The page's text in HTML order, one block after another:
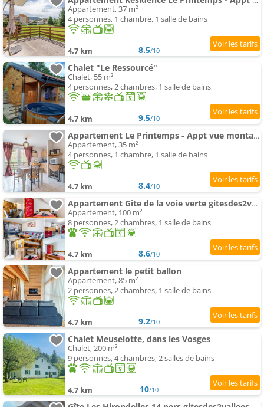
Appartement, 37 m²
4 personnes, 1 chambre, 1 salle de bains
4.7 km 8.5/10
Chalet "Le Ressourcé"
Chalet, 55 m²
4 personnes, 2 chambres, 1 salle de bains
4.7 km 9.5/10
Appartement Le Printemps - Appt vue montagne avec terrasse
Appartement, 35 m²
4 personnes, 1 chambre, 1 salle de bains
4.7 km 8.4/10
Appartement Gite de la voie verte gitesdes2vallees
Appartement, 100 m²
8 personnes, 2 chambres, 1 salle de bains
4.7 km 8.6/10
Appartement le petit ballon
Appartement, 85 m²
2 personnes, 2 chambres, 1 salle de bains
4.7 km 9.2/10
Chalet Meuselotte, dans les Vosges
Chalet, 200 m²
9 personnes, 4 chambres, 2 salles de bains
4.7 km 10/10